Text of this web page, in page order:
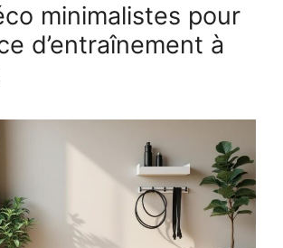
minimalistes pour
d’entraînement à